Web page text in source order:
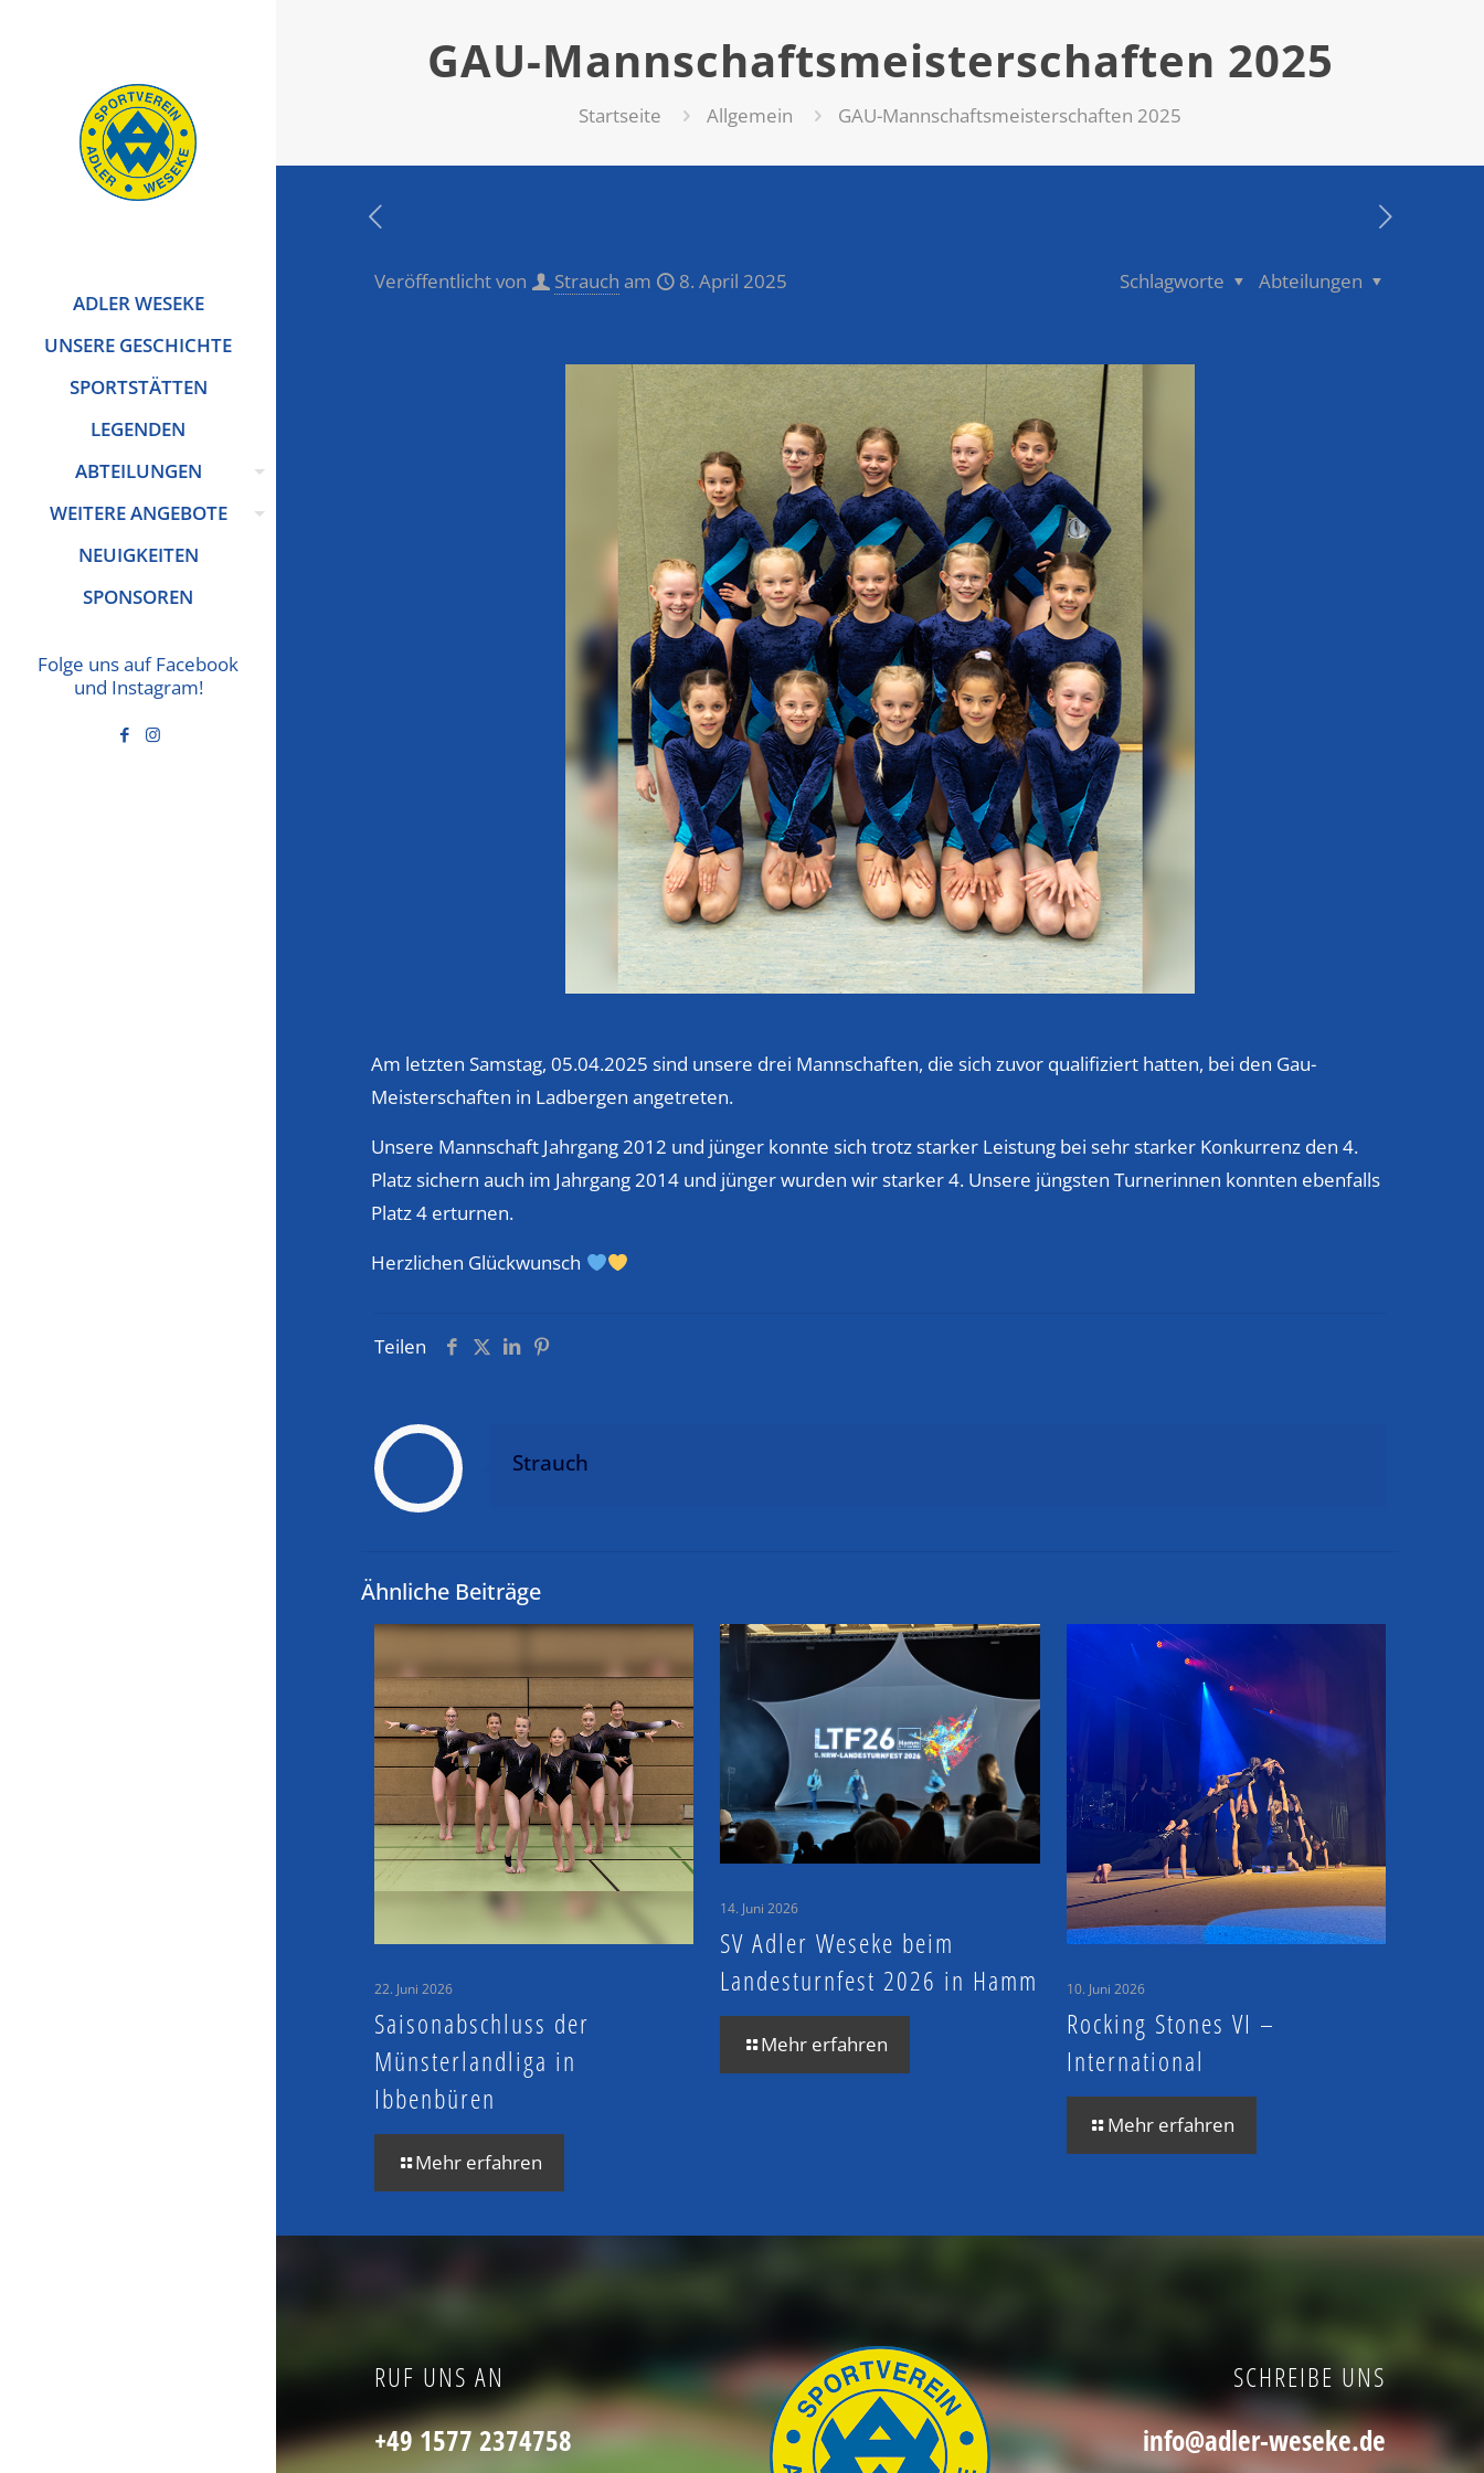
ADLER WESEKE
UNSERE GESCHICHTE
SPORTSTÄTTEN
LEGENDEN
ABTEILUNGEN
WEITERE ANGEBOTE
NEUIGKEITEN
SPONSOREN
Folge uns auf Facebook
und Instagram!
GAU-Mannschaftsmeisterschaften 2025
Startseite Allgemein GAU-Mannschaftsmeisterschaften 2025
Veröffentlicht von Strauch am 8. April 2025 Abteilungen
Schlagworte
Am letzten Samstag, 05.04.2025 sind unsere drei Mannschaften, die sich zuvor qualifiziert hatten, bei den Gau-
Meisterschaften in Ladbergen angetreten.
Unsere Mannschaft Jahrgang 2012 und jünger konnte sich trotz starker Leistung bei sehr starker Konkurrenz den 4.
Platz sichern auch im Jahrgang 2014 und jünger wurden wir starker 4. Unsere jüngsten Turnerinnen konnten ebenfalls
Platz 4 erturnen.
Herzlichen Glückwunsch
Teilen
Strauch
Ähnliche Beiträge
22. Juni 2026
Saisonabschluss der
Münsterlandliga in
Ibbenbüren
Mehr erfahren
14. Juni 2026
SV Adler Weseke beim
Landesturnfest 2026 in Hamm
Mehr erfahren
10. Juni 2026
Rocking Stones VI –
International
Mehr erfahren
RUF UNS AN
+49 1577 2374758
SCHREIBE UNS
info@adler-weseke.de